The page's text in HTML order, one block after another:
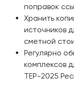
поправок
Хранить
источников
сметной
Регулярно
комплексов
ТЕР-2025